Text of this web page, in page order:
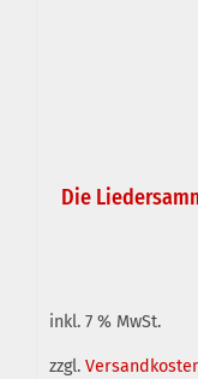
Die
inkl. 7 % MwSt.
zzgl.